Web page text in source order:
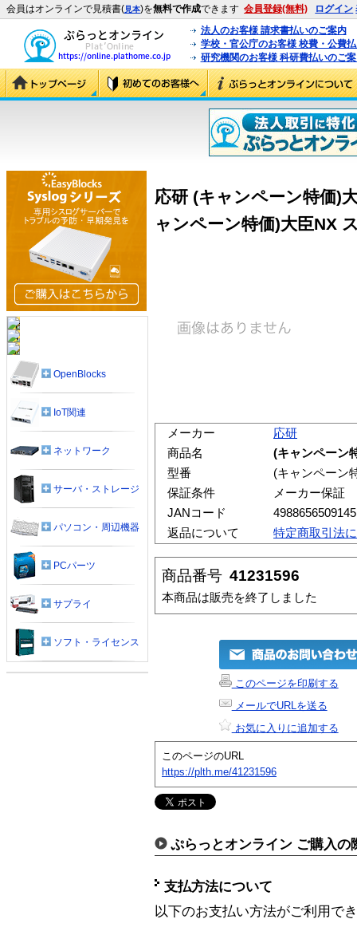
会員はオンラインで見積書(見本)を無料で作成できます 会員登録(無料) ログイン
法人のお客様 請求書払いのご案内
学校・官公庁のお客様 校費・公費
研究機関のお客様 科研費払いのご
応研 (キャンペーン特価)
ャンペーン特価)大臣NX
メーカー
応研
商品名
(キャンペーン
型番
(キャンペーン
保証条件
メーカー保証
JANコード
4988656509145
返品について
特定商取引法
商品番号 41231596
本商品は販売を終了しました
このページを印刷する
メールでURLを送る
お気に入りに追加する
このページのURL
https://plth.me/41231596
ぷらっとオンライン ご購入の
支払方法について
以下のお支払い方法がご利用で
OpenBlocks
IoT関連
ネットワーク
サーバ・ストレージ
パソコン・周辺機器
PCパーツ
サプライ
ソフト・ライセンス